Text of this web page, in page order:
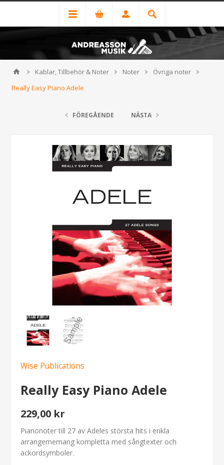
Kablar, Tillbehör & Noter Noter
Övriga noter
Really Easy Piano Adele
FÖREGÅENDE NÄSTA
Wise Publications
Really Easy Piano Adele
229,00 kr
Pianonoter till 27 av Adeles största hits i enkla
arrangememang kompletta med sångtexter och
ackordsymboler.